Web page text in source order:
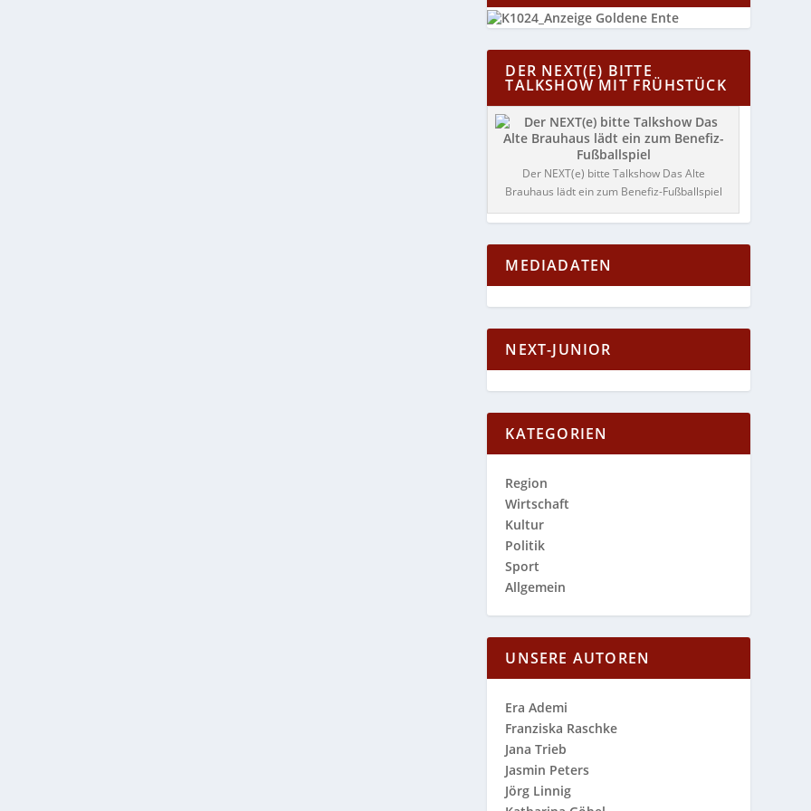
DER NEXT(E) BITTE
TALKSHOW MIT FRÜHSTÜCK
Der NEXT(e) bitte Talkshow Das Alte
Brauhaus lädt ein zum Benefiz-Fußballspiel
MEDIADATEN
NEXT-JUNIOR
KATEGORIEN
Region
Wirtschaft
Kultur
Politik
Sport
Allgemein
UNSERE AUTOREN
Era Ademi
Franziska Raschke
Jana Trieb
Jasmin Peters
Jörg Linnig